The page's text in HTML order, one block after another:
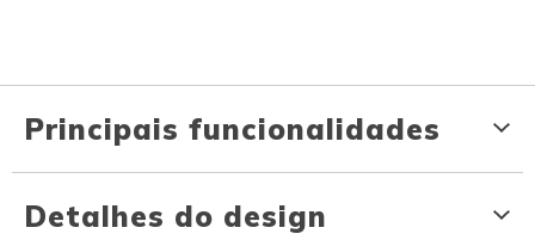
Principais funcionalidades
Detalhes do design